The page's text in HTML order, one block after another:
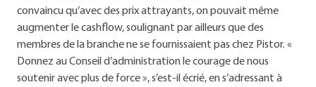
convaincu qu’avec des prix attrayants, on pouvait même
augmenter le cashflow, soulignant par ailleurs que des
membres de la branche ne se fournissaient pas chez Pistor. «
Donnez au Conseil d’administration le courage de nous
soutenir avec plus de force », s’est-il écrié, en s’adressant à